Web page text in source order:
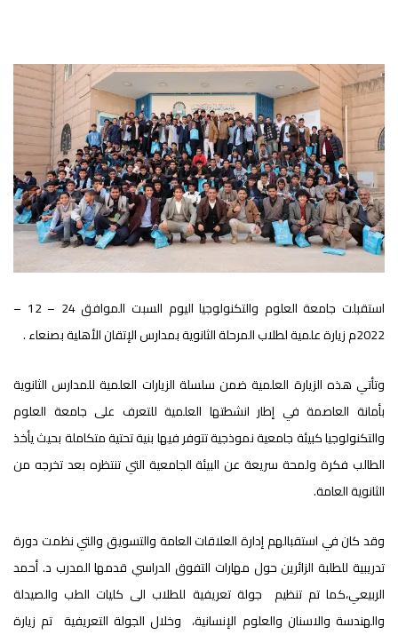
استقبلت جامعة العلوم والتكنولوجيا اليوم السبت الموافق 24 – 12 –
2022م زيارة علمية لطلاب المرحلة الثانوية بمدارس الإتقان الأهلية بصنعاء .
وتأتي هذه الزيارة العلمية ضمن سلسلة الزيارات العلمية للمدارس الثانوية
بأمانة العاصمة في إطار انشطتها العلمية للتعرف على جامعة العلوم
والتكنولوجيا كبيئة جامعية نموذجية تتوفر فيها بنية تحتية متكاملة بحيث يأخذ
الطالب فكرة ولمحة سريعة عن البيئة الجامعية التي تنتظره بعد تخرجه من
الثانوية العامة.
وقد كان في استقبالهم إدارة العلاقات العامة والتسويق والتي نظمت دورة
تدريبية للطلبة الزائرين حول مهارات التفوق الدراسي قدمها المدرب د. أحمد
الربيعي،كما تم تنظيم جولة تعريفية للطلاب الى كليات الطب والصيدلة
والهندسة والاسنان والعلوم الإنسانية، وخلال الجولة التعريفية تم زيارة